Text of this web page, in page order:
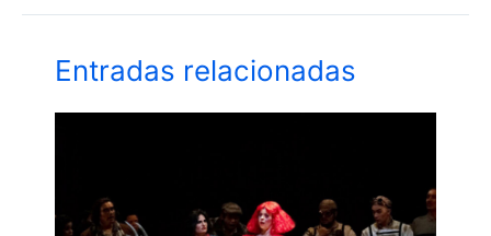
Entradas relacionadas